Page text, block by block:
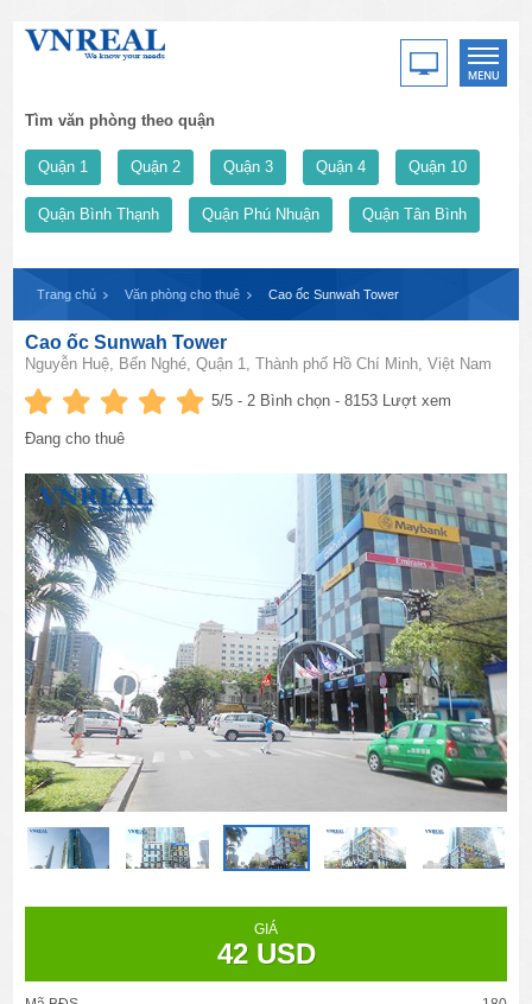
Tìm văn phòng theo quận
Quận 1 Quận 2 Quận 3 Quận 4 Quận 10
Quận Bình Thạnh Quận Phú Nhuận Quận Tân Bình
Trang chủ Văn phòng cho thuê Cao ốc ​Sunwah Tower
Cao ốc ​Sunwah Tower
Nguyễn Huệ, Bến Nghé, Quận 1, Thành phố Hồ Chí Minh, Việt Nam
5/5 -2 Bình chọn - 8153 Lượt xem
Đang cho thuê
GIÁ
42 USD